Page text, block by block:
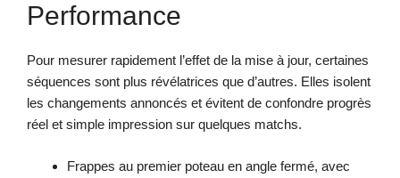
Performance
Pour mesurer rapidement l’effet de la mise à jour, certaines
séquences sont plus révélatrices que d’autres. Elles isolent
les changements annoncés et évitent de confondre progrès
réel et simple impression sur quelques matchs.
Frappes au premier poteau en angle fermé, avec